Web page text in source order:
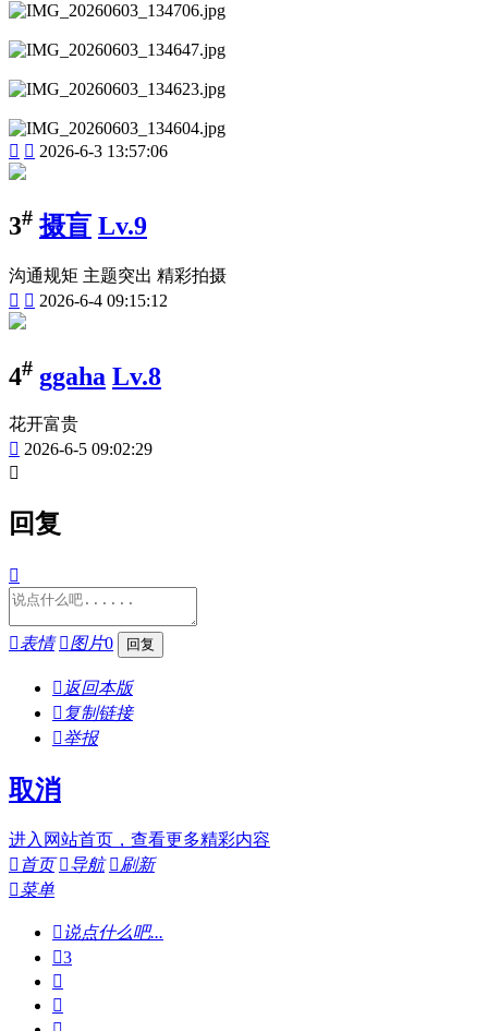
  2026-6-3 13:57:06
3# 摄盲 Lv.9
沟通规矩 主题突出 精彩拍摄
  2026-6-4 09:15:12
4# ggaha Lv.8
花开富贵
 2026-6-5 09:02:29

回复

表情 图片0
 返回本版
 复制链接
举报
取消
进入网站首页，查看更多精彩内容
 首页 导航 刷新
菜单
说点什么吧...
3

